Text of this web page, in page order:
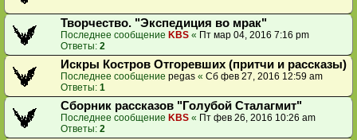
Творчество. "Экспедиция во мрак"
Последнее сообщение KBS « Пт мар 04, 2016 7:16 pm
Ответы: 2
Искры Костров Отгоревших (притчи и рассказы)
Последнее сообщение pegas « Сб фев 27, 2016 12:59 am
Ответы: 1
Сборник рассказов "Голубой Сталагмит"
Последнее сообщение KBS « Пт фев 26, 2016 10:26 am
Ответы: 2